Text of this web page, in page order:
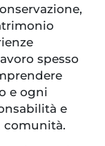
spesso
e ogni
e
comunità.